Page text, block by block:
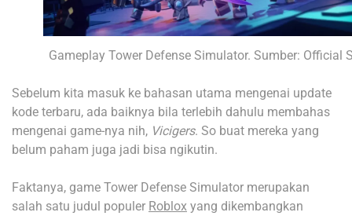
Gameplay Tower Defense Simulator. Sumber: Official
Sebelum kita masuk ke bahasan utama mengenai update
kode terbaru, ada baiknya bila terlebih dahulu membahas
mengenai game-nya nih, Vicigers. So buat mereka yang
belum paham juga jadi bisa ngikutin.
Faktanya, game Tower Defense Simulator merupakan
salah satu judul populer Roblox yang dikembangkan